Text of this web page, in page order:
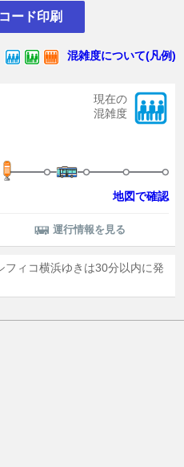
ード印刷
混雑度について(凡例)
現在の
混雑度
地図で確認
運行情報を見る
ィコ横浜ゆきは30分以内に発